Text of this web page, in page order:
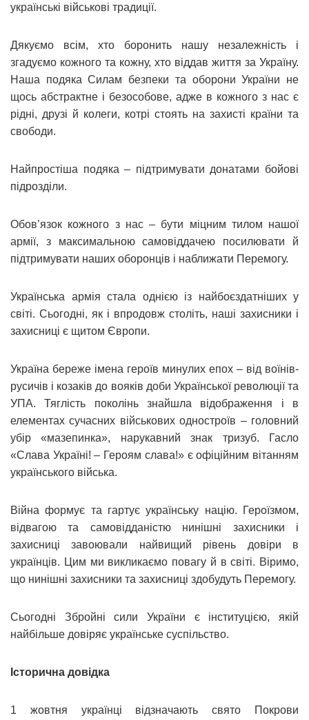
українські військові традиції.
Дякуємо всім, хто боронить нашу незалежність і
згадуємо кожного та кожну, хто віддав життя за Україну.
Наша подяка Силам безпеки та оборони України не
щось абстрактне і безособове, адже в кожного з нас є
рідні, друзі й колеги, котрі стоять на захисті країни та
свободи.
Найпростіша подяка – підтримувати донатами бойові
підрозділи.
Обов’язок кожного з нас – бути міцним тилом нашої
армії, з максимальною самовіддачею посилювати й
підтримувати наших оборонців і наближати Перемогу.
Українська армія стала однією із найбоєздатніших у
світі. Сьогодні, як і впродовж століть, наші захисники і
захисниці є щитом Європи.
Україна береже імена героїв минулих епох – від воїнів-
русичів і козаків до вояків доби Української революції та
УПА. Тяглість поколінь знайшла відображення і в
елементах сучасних військових одностроїв – головний
убір «мазепинка», нарукавний знак тризуб. Гасло
«Слава Україні! – Героям слава!» є офіційним вітанням
українського війська.
Війна формує та гартує українську націю. Героїзмом,
відвагою та самовідданістю нинішні захисники і
захисниці завоювали найвищий рівень довіри в
українців. Цим ми викликаємо повагу й в світі. Віримо,
що нинішні захисники та захисниці здобудуть Перемогу.
Сьогодні Збройні сили України є інституцією, якій
найбільше довіряє українське суспільство.
Історична довідка
1 жовтня українці відзначають свято Покрови